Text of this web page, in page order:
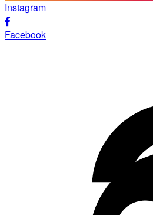
Instagram
Facebook